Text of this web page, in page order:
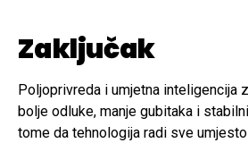
Zaključak
Poljoprivreda i umjetna inteligencija
bolje odluke, manje gubitaka i
tome da tehnologija radi sve